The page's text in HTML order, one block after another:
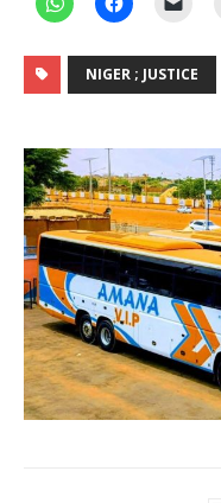
NIGER ; JUSTICE